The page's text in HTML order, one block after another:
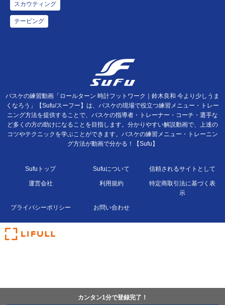
スカウティング
テーピング
カンタン1分で登録完了！
バスケの練習動画「ロールターン 時計フットワーク｜鈴木良和 今より少しうま
くなろう」【Sufu/スーフー】は、バスケの現場で役立つ練習メニュー・トレー
ニング方法を提供することで、バスケの指導者・トレーナー・コーチ・選手な
ど多くの方の助けになることを目指します。分かりやすい解説動画で、上達の
コツやテクニックを学ぶことができます。バスケの練習メニュー・トレーニン
グ方法が動画で分かる！【Sufu】
Sufuトップ Sufuについて 信頼されるサイトとして
運営会社 利用規約
特定商取引法に基づく表
示
プライバシーポリシー お問い合わせ